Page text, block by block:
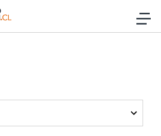
al contenido
y TV Usach